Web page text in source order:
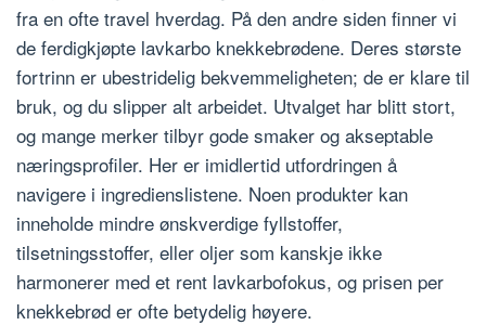
fra en ofte travel hverdag. På den andre siden finner vi
de ferdigkjøpte lavkarbo knekkebrødene. Deres største
fortrinn er ubestridelig bekvemmeligheten; de er klare til
bruk, og du slipper alt arbeidet. Utvalget har blitt stort,
og mange merker tilbyr gode smaker og akseptable
næringsprofiler. Her er imidlertid utfordringen å
navigere i ingredienslistene. Noen produkter kan
inneholde mindre ønskverdige fyllstoffer,
tilsetningsstoffer, eller oljer som kanskje ikke
harmonerer med et rent lavkarbofokus, og prisen per
knekkebrød er ofte betydelig høyere.